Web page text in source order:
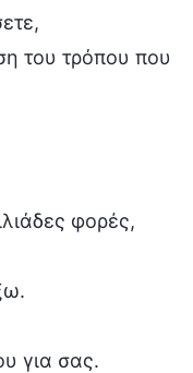
του τρόπου που
φορές,
για σας.